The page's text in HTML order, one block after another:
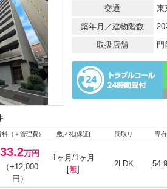
交通
東
築年月／建物階数
取扱店舗
門
料（＋管理費） 敷／礼[保証] 間取り 専
33.2万円
（+12,000
円）
1ヶ月/1ヶ月
[無]
2LDK